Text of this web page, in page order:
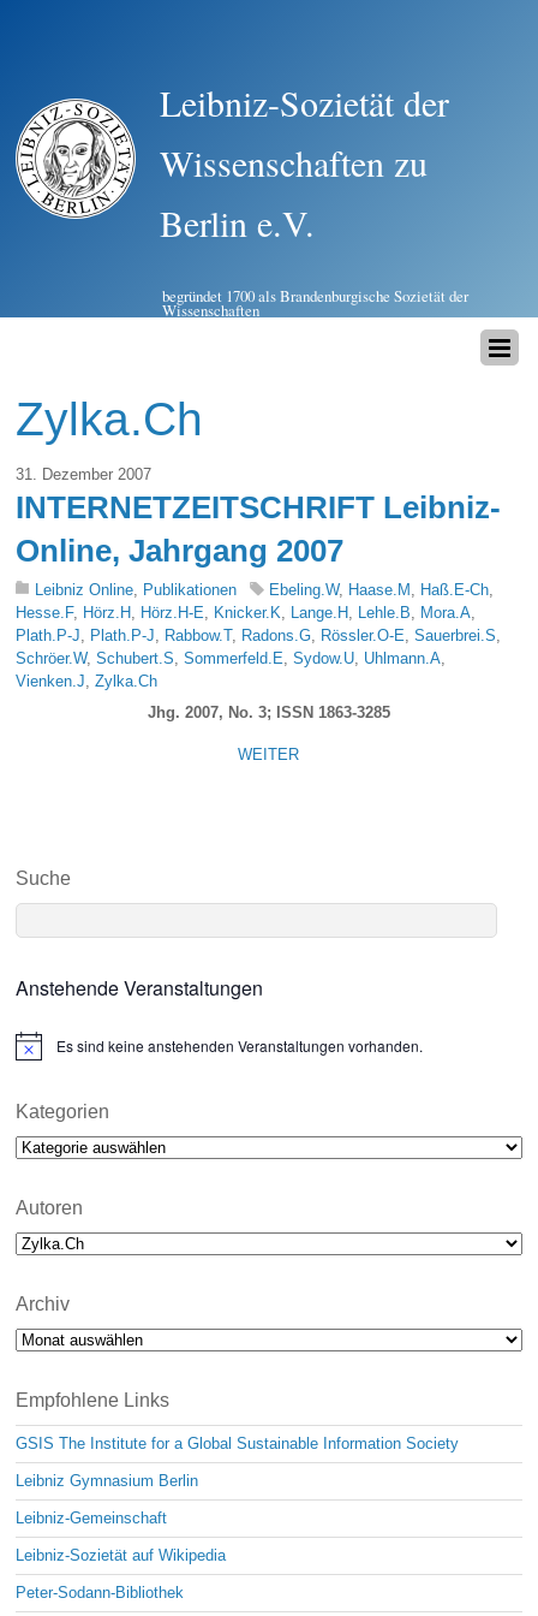
Leibniz-Sozietät der
Wissenschaften zu
Berlin e.V.
begründet 1700 als Brandenburgische Sozietät der
Wissenschaften
Zylka.Ch
31. Dezember 2007
INTERNETZEITSCHRIFT Leibniz-
Online, Jahrgang 2007
Leibniz Online, Publikationen Ebeling.W, Haase.M , Haß.E-Ch,
Hesse.F, Hörz.H , Hörz.H-E, Knicker.K, Lange.H , Lehle.B, Mora.A,
Plath.P-J, Plath.P-J, Rabbow.T, Radons.G, Rössler.O-E,Sauerbrei.S,
Schröer.W,Schubert.S,Sommerfeld.E,Sydow.U, Uhlmann.A,
Vienken.J,Zylka.Ch
Jhg. 2007, No. 3; ISSN 1863-3285
WEITER
Suche
Anstehende Veranstaltungen
N
i
e
Es sind keine anstehenden Veranstaltungen vorhanden.
Kategorien
Kategorien
Autoren
Archiv
Archiv
Empfohlene Links
GSIS The Institute for a Global Sustainable Information Society
Leibniz Gymnasium Berlin
Leibniz-Gemeinschaft
Leibniz-Sozietät auf Wikipedia
Peter-Sodann-Bibliothek